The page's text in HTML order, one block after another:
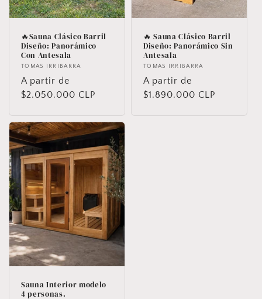
🔥Sauna Clásico Barril
Diseño: Panorámico
Con Antesala
Proveedor:
TOMAS IRRIBARRA
Precio
habitual
A partir de
$2.050.000 CLP
🔥 Sauna Clásico Barril
Diseño: Panorámico Sin
Antesala
Proveedor:
TOMAS IRRIBARRA
Precio
habitual
A partir de
$1.890.000 CLP
Sauna Interior modelo
4 personas.